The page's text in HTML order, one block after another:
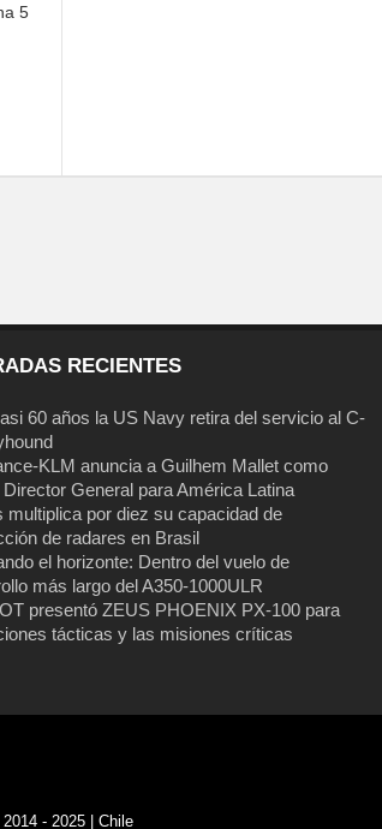
5
RECIENTES
60 años la US Navy retira del servicio al C-
KLM anuncia a Guilhem Mallet como
Director General para América Latina
multiplica por diez su capacidad de
de radares en Brasil
el horizonte: Dentro del vuelo de
más largo del A350-1000ULR
presentó ZEUS PHOENIX PX-100 para
tácticas y las misiones críticas
- 2025 | Chile